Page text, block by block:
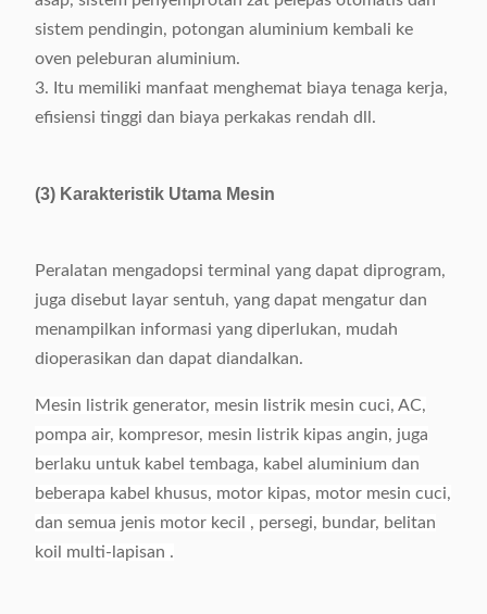
sistem pendingin, potongan aluminium kembali ke
oven peleburan aluminium.
3. Itu memiliki manfaat menghemat biaya tenaga kerja,
efisiensi tinggi dan biaya perkakas rendah dll.
(3) Karakteristik Utama Mesin
Peralatan mengadopsi terminal yang dapat diprogram,
juga disebut layar sentuh, yang dapat mengatur dan
menampilkan informasi yang diperlukan, mudah
dioperasikan dan dapat diandalkan.
Mesin listrik generator, mesin listrik mesin cuci, AC,
pompa air, kompresor, mesin listrik kipas angin, juga
berlaku untuk kabel tembaga, kabel aluminium dan
beberapa kabel khusus, motor kipas, motor mesin cuci,
dan semua jenis motor kecil , persegi, bundar, belitan
koil multi-lapisan .